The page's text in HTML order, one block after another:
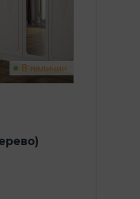
В наличии